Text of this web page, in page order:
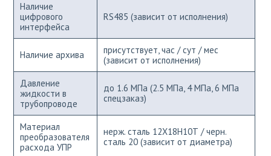
Наличие
цифрового
интерфейса
RS485 (зависит от исполнения)
Наличие архива
присутствует, час / сут / мес
(зависит от исполнения)
Давление
жидкости в
трубопроводе
до 1.6 МПа (2.5 МПа, 4 МПа, 6 МПа
спецзаказ)
Материал
преобразователя
расхода УПР
нерж. сталь 12Х18Н10Т / черн.
сталь 20 (зависит от диаметра)